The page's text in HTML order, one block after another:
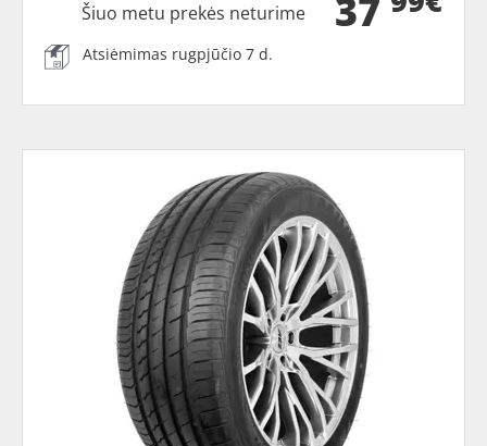
37
Šiuo metu prekės neturime
Atsiėmimas rugpjūčio 7 d.